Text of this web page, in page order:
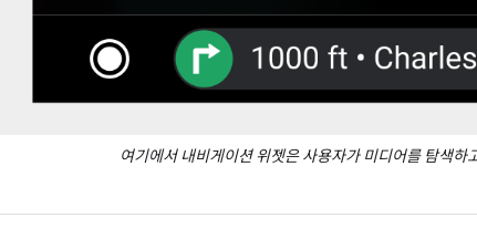
여기에서 내비게이션 위젯은 사용자가 미디어를 탐색